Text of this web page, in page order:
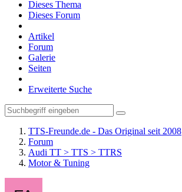
Dieses Thema
Dieses Forum
Artikel
Forum
Galerie
Seiten
Erweiterte Suche
TTS-Freunde.de - Das Original seit 2008
Forum
Audi TT > TTS > TTRS
Motor & Tuning